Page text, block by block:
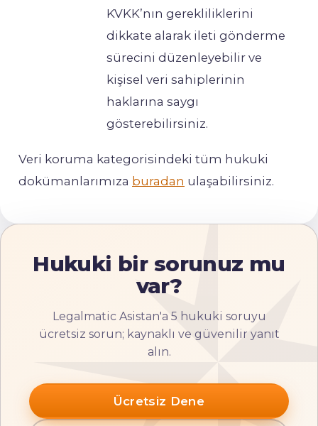
KVKK’nın gerekliliklerini
dikkate alarak ileti gönderme
sürecini düzenleyebilir ve
kişisel veri sahiplerinin
haklarına saygı
gösterebilirsiniz.
Veri koruma kategorisindeki tüm hukuki
dokümanlarımıza buradan ulaşabilirsiniz.
Hukuki bir sorunuz mu
var?
Legalmatic Asistan'a 5 hukuki soruyu
ücretsiz sorun; kaynaklı ve güvenilir yanıt
alın.
Ücretsiz Dene